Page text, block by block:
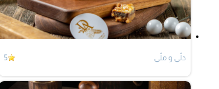
دلّي و ملّي 5